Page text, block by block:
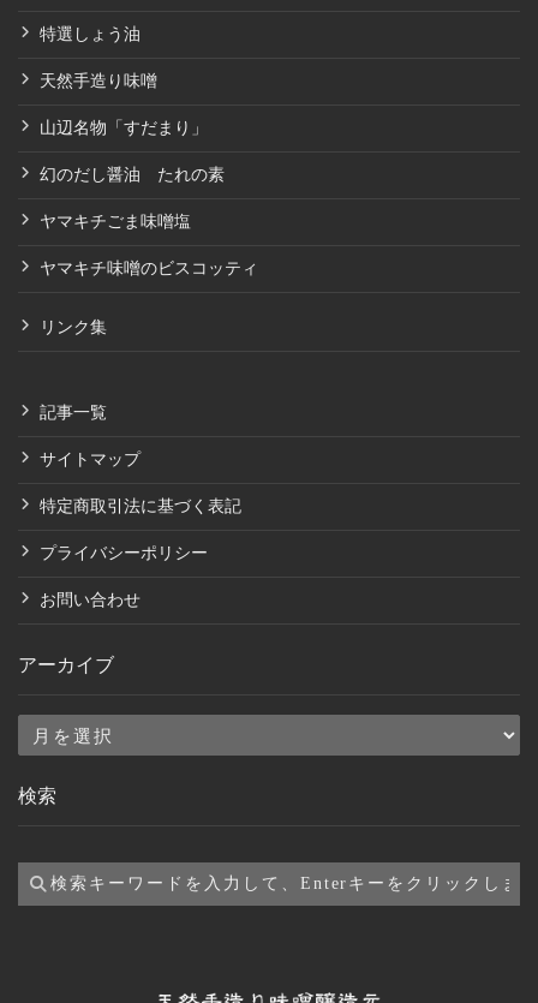
特選しょう油
天然手造り味噌
山辺名物「すだまり」
幻のだし醤油 たれの素
ヤマキチごま味噌塩
ヤマキチ味噌のビスコッティ
リンク集
記事一覧
サイトマップ
特定商取引法に基づく表記
プライバシーポリシー
お問い合わせ
アーカイブ
ア
カ
ブ
検索